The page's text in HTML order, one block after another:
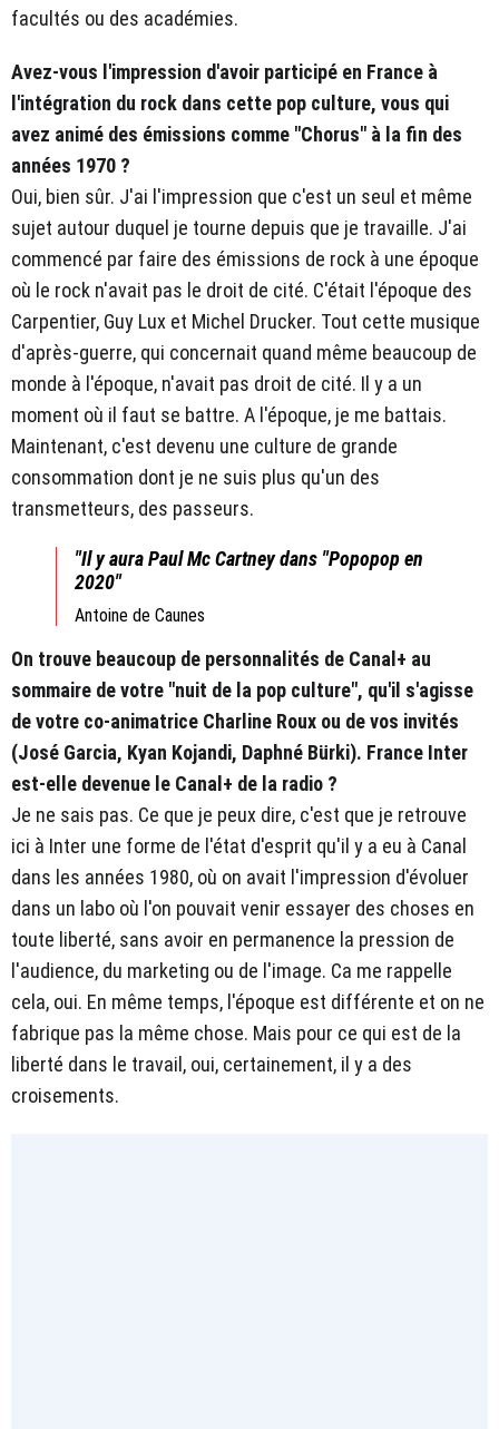
facultés ou des académies.
Avez-vous l'impression d'avoir participé en France à
l'intégration du rock dans cette pop culture, vous qui
avez animé des émissions comme "Chorus" à la fin des
années 1970 ?
Oui, bien sûr. J'ai l'impression que c'est un seul et même
sujet autour duquel je tourne depuis que je travaille. J'ai
commencé par faire des émissions de rock à une époque
où le rock n'avait pas le droit de cité. C'était l'époque des
Carpentier, Guy Lux et Michel Drucker. Tout cette musique
d'après-guerre, qui concernait quand même beaucoup de
monde à l'époque, n'avait pas droit de cité. Il y a un
moment où il faut se battre. A l'époque, je me battais.
Maintenant, c'est devenu une culture de grande
consommation dont je ne suis plus qu'un des
transmetteurs, des passeurs.
"Il y aura Paul Mc Cartney dans "Popopop en
2020"
Antoine de Caunes
On trouve beaucoup de personnalités de Canal+ au
sommaire de votre "nuit de la pop culture", qu'il s'agisse
de votre co-animatrice Charline Roux ou de vos invités
(José Garcia, Kyan Kojandi, Daphné Bürki). France Inter
est-elle devenue le Canal+ de la radio ?
Je ne sais pas. Ce que je peux dire, c'est que je retrouve
ici à Inter une forme de l'état d'esprit qu'il y a eu à Canal
dans les années 1980, où on avait l'impression d'évoluer
dans un labo où l'on pouvait venir essayer des choses en
toute liberté, sans avoir en permanence la pression de
l'audience, du marketing ou de l'image. Ca me rappelle
cela, oui. En même temps, l'époque est différente et on ne
fabrique pas la même chose. Mais pour ce qui est de la
liberté dans le travail, oui, certainement, il y a des
croisements.